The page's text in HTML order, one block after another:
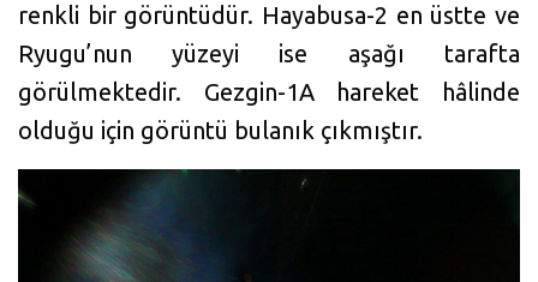
renkli bir görüntüdür. Hayabusa-2 en üstte ve
Ryugu’nun yüzeyi ise aşağı tarafta
görülmektedir. Gezgin-1A hareket hâlinde
olduğu için görüntü bulanık çıkmıştır.